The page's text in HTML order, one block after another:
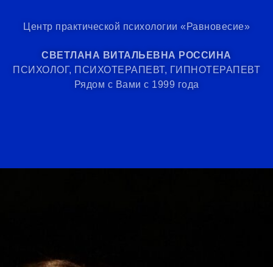
Центр практической психологии «Равновесие»
СВЕТЛАНА ВИТАЛЬЕВНА РОССИНА
ПСИХОЛОГ, ПСИХОТЕРАПЕВТ, ГИПНОТЕРАПЕВТ
Рядом с Вами с 1999 года